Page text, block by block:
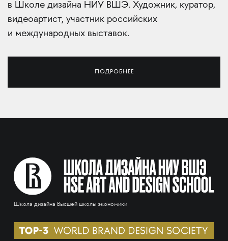
в Школе дизайна НИУ ВШЭ. Художник, куратор,
видеоартист, участник российских
и международных выставок.
ПОДРОБНЕЕ
Школа дизайна Высшей школы экономики